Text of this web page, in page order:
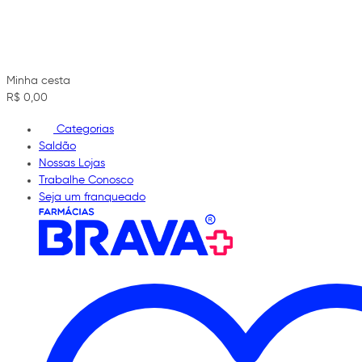
Minha cesta
R$ 0,00
Categorias
Saldão
Nossas Lojas
Trabalhe Conosco
Seja um franqueado